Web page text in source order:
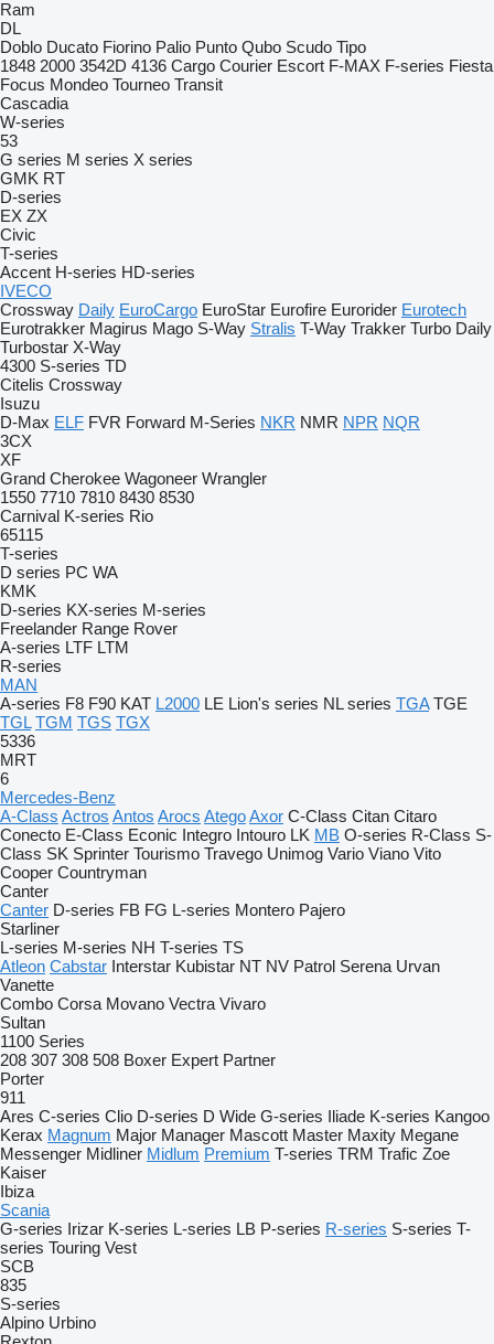
Ram
DL
Doblo Ducato Fiorino Palio Punto Qubo Scudo Tipo
1848 2000 3542D 4136 Cargo Courier Escort F-MAX F-series Fiesta
Focus Mondeo Tourneo Transit
Cascadia
W-series
53
G series M series X series
GMK RT
D-series
EX ZX
Civic
T-series
Accent H-series HD-series
IVECO
Crossway Daily EuroCargo EuroStar Eurofire Eurorider Eurotech
Eurotrakker Magirus Mago S-Way Stralis T-Way Trakker Turbo Daily
Turbostar X-Way
4300 S-series TD
Citelis Crossway
Isuzu
D-Max ELF FVR Forward M-Series NKR NMR NPR NQR
3CX
XF
Grand Cherokee Wagoneer Wrangler
1550 7710 7810 8430 8530
Carnival K-series Rio
65115
T-series
D series PC WA
KMK
D-series KX-series M-series
Freelander Range Rover
A-series LTF LTM
R-series
MAN
A-series F8 F90 KAT L2000 LE Lion's series NL series TGA TGE
TGL TGM TGS TGX
5336
MRT
6
Mercedes-Benz
A-Class Actros Antos Arocs AtegoAxor C-Class Citan Citaro
Conecto E-Class Econic Integro Intouro LK MB O-series R-Class S-
Class SK Sprinter Tourismo Travego Unimog Vario Viano Vito
Cooper Countryman
Canter
Canter D-series FB FG L-series Montero Pajero
Starliner
L-series M-series NH T-series TS
Atleon Cabstar Interstar Kubistar NT NV Patrol Serena Urvan
Vanette
Combo Corsa Movano Vectra Vivaro
Sultan
1100 Series
208 307 308 508 Boxer Expert Partner
Porter
911
Ares C-series Clio D-series D Wide G-series Iliade K-series Kangoo
Kerax Magnum Major Manager Mascott Master Maxity Megane
Messenger Midliner Midlum Premium T-series TRM Trafic Zoe
Kaiser
Ibiza
Scania
G-series Irizar K-series L-series LB P-series R-series S-series T-
series Touring Vest
SCB
835
S-series
Alpino Urbino